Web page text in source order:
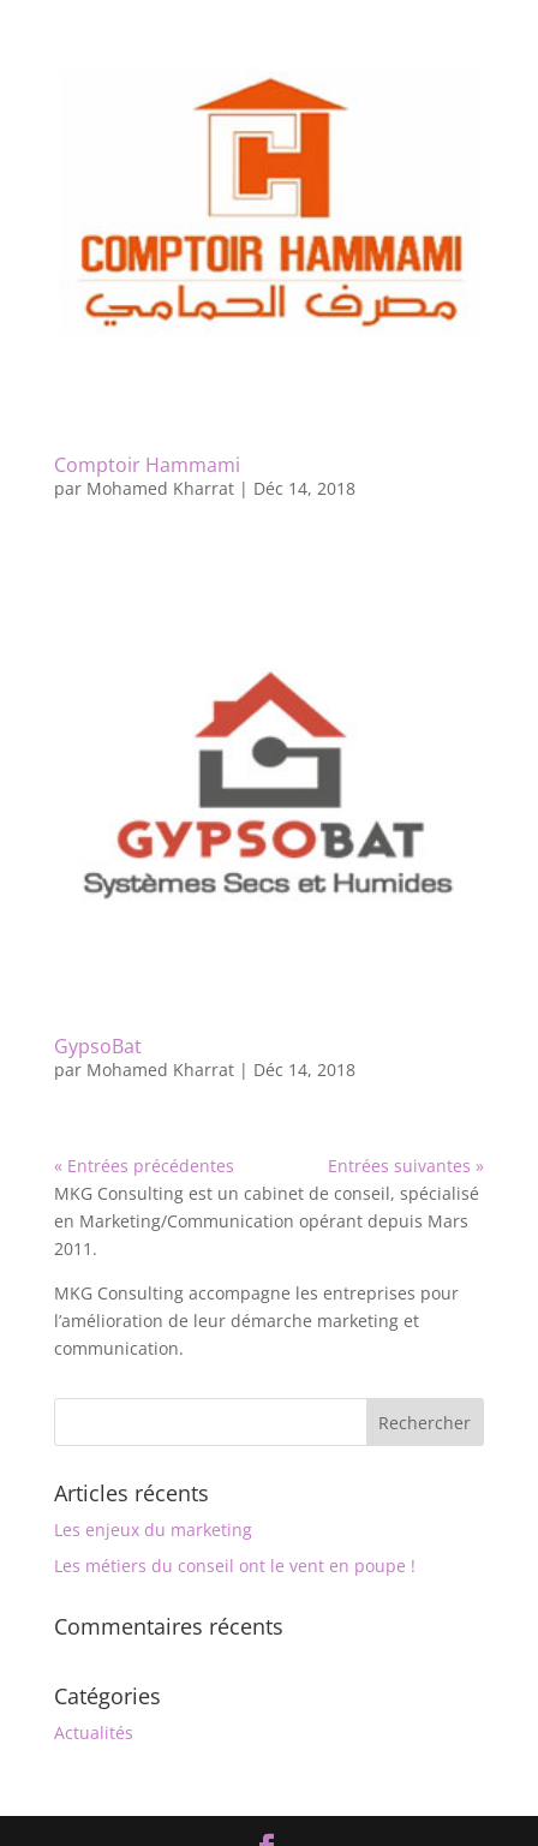
Comptoir Hammami
par Mohamed Kharrat| Déc 14, 2018
GypsoBat
par Mohamed Kharrat| Déc 14, 2018
« Entrées précédentes
Entrées suivantes »
MKG Consulting est un cabinet de conseil, spécialisé
en Marketing/Communication opérant depuis Mars
2011.
MKG Consulting accompagne les entreprises pour
l’amélioration de leur démarche marketing et
communication.
Articles récents
Les enjeux du marketing
Les métiers du conseil ont le vent en poupe !
Commentaires récents
Catégories
Actualités